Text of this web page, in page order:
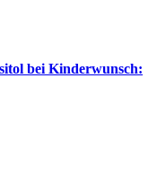
bei Kin­der­wunsch: